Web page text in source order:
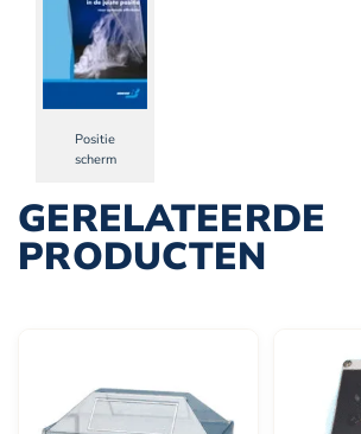
Positie
scherm
GERELATEERDE
PRODUCTEN
product
heeft